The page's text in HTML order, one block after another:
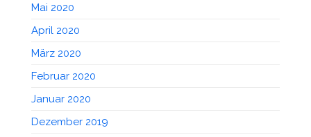
Mai 2020
April 2020
März 2020
Februar 2020
Januar 2020
Dezember 2019